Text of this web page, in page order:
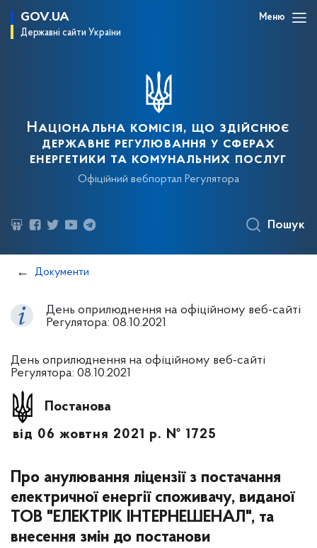
GOV.UA
Державні сайти України
Меню
Національна комісія, що здійснює
державне регулювання у сферах
енергетики та комунальних послуг
Офіційний вебпортал Регулятора
Пошук
Документи
День оприлюднення на офіційному веб-сайті
Регулятора: 08.10.2021
День оприлюднення на офіційному веб-сайті
Регулятора: 08.10.2021
Постанова
від 06 жовтня 2021 р. № 1725
Про анулювання ліцензії з постачання
електричної енергії споживачу, виданої
ТОВ "ЕЛЕКТРІК ІНТЕРНЕШЕНАЛ", та
внесення змін до постанови